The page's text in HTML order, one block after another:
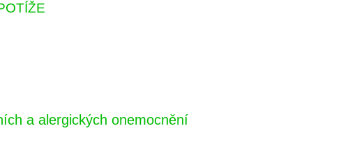
a alergických onemocnění